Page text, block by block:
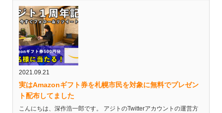
2021.09.21
実はAmazonギフト券を札幌市民を対象に無料でプレゼン
ト配布してました
こんにちは、深作浩一郎です。 アジトのTwitterアカウントの運営方